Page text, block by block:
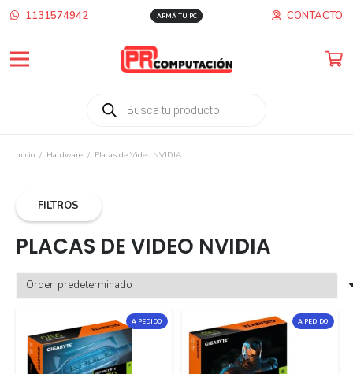
1131574942 ARMÁ TU PC CONTACTO
Búsqueda
de
Inicio / Hardware / Placas de Video NVIDIA
FILTROS
PLACAS DE VIDEO NVIDIA
A PEDIDO A PEDIDO